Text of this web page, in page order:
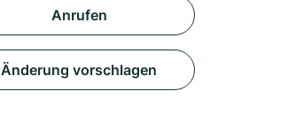
Anrufen
Änderung vorschlagen